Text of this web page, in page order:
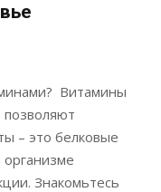
Витамины
– это белковые
Знакомьтесь